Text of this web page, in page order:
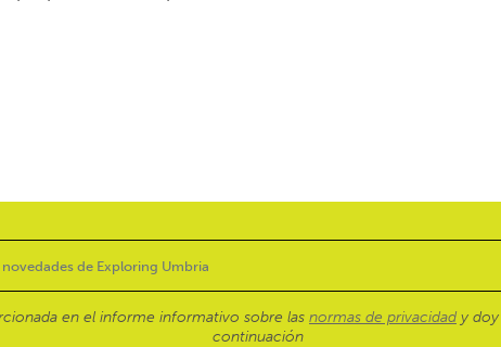
en el informe informativo sobre las normas de privacidad y
continuación